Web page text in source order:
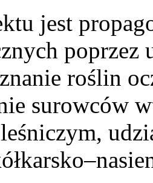
jest
poprzez
roślin
surowców